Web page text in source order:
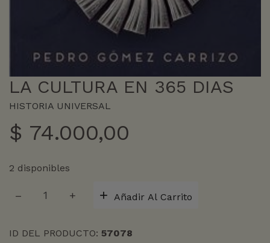
LA CULTURA EN 365 DIAS
HISTORIA UNIVERSAL
$ 74.000,00
2 disponibles
CULTURA
Añadir Al Carrito
ID DEL PRODUCTO: 57078